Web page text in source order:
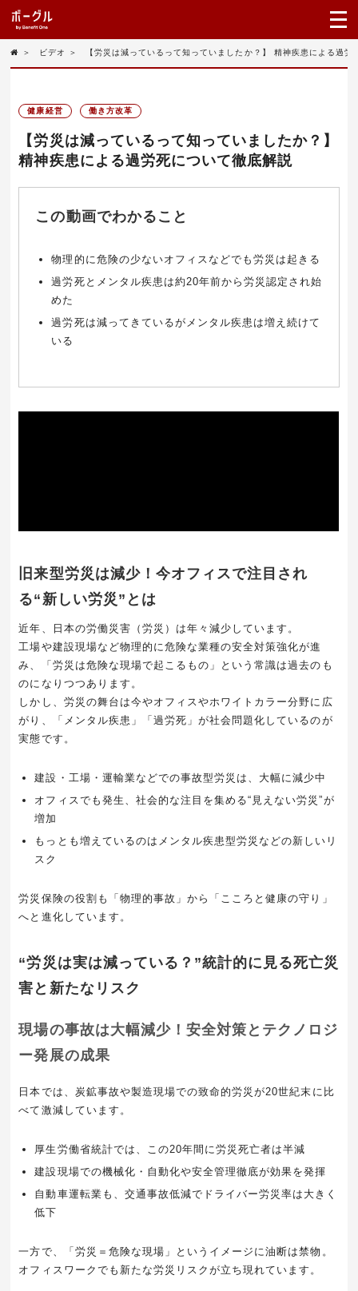
＞ ビデオ ＞ 【労災は減っているって知っていましたか？】 精神疾患による過労
健康経営 働き方改革
【労災は減っているって知っていましたか？】
精神疾患による過労死について徹底解説
この動画でわかること
物理的に危険の少ないオフィスなどでも労災は起きる
過労死とメンタル疾患は約20年前から労災認定され始
めた
過労死は減ってきているがメンタル疾患は増え続けて
いる
旧来型労災は減少！今オフィスで注目され
る“新しい労災”とは
近年、日本の労働災害（労災）は年々減少しています。
工場や建設現場など物理的に危険な業種の安全対策強化が進
み、「労災は危険な現場で起こるもの」という常識は過去のも
のになりつつあります。
しかし、労災の舞台は今やオフィスやホワイトカラー分野に広
がり、「メンタル疾患」「過労死」が社会問題化しているのが
実態です。
建設・工場・運輸業などでの事故型労災は、大幅に減少中
オフィスでも発生、社会的な注目を集める“見えない労災”が
増加
もっとも増えているのはメンタル疾患型労災などの新しいリ
スク
労災保険の役割も「物理的事故」から「こころと健康の守り」
へと進化しています。
“労災は実は減っている？”統計的に見る死亡災
害と新たなリスク
現場の事故は大幅減少！安全対策とテクノロジ
ー発展の成果
日本では、炭鉱事故や製造現場での致命的労災が20世紀末に比
べて激減しています。
厚生労働省統計では、この20年間に労災死亡者は半減
建設現場での機械化・自動化や安全管理徹底が効果を発揮
自動車運転業も、交通事故低減でドライバー労災率は大きく
低下
一方で、「労災＝危険な現場」というイメージに油断は禁物。
オフィスワークでも新たな労災リスクが立ち現れています。